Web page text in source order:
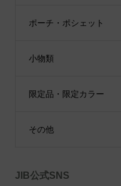
ポーチ・ポシェット
小物類
限定品・限定カラー
その他
JIB公式SNS